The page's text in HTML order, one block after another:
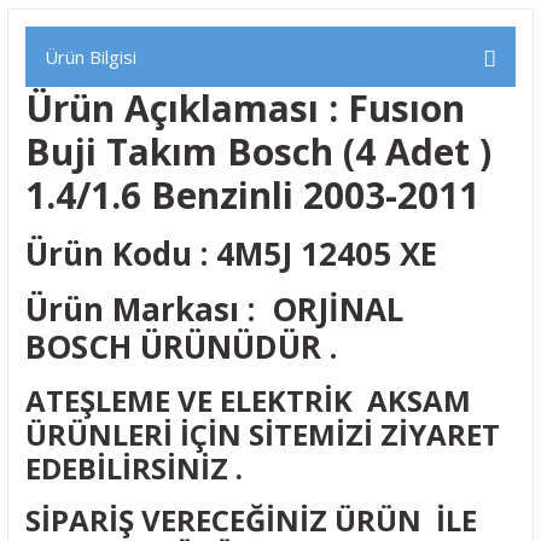
Ürün Bilgisi
Ürün Açıklaması : Fusıon
Buji Takım Bosch (4 Adet )
1.4/1.6 Benzinli 2003-2011
Ürün Kodu : 4M5J 12405 XE
Ürün Markası : ORJİNAL
BOSCH ÜRÜNÜDÜR .
ATEŞLEME VE ELEKTRİK AKSAM
ÜRÜNLERİ İÇİN SİTEMİZİ ZİYARET
EDEBİLİRSİNİZ .
SİPARİŞ VERECEĞİNİZ ÜRÜN İLE